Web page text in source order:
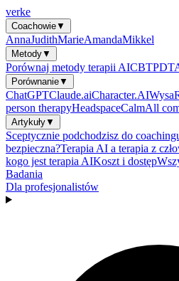
verke
Coachowie▼
AnnaJudithMarieAmandaMikkel
Metody▼
Porównaj metody terapii AICBTPDT
Porównanie▼
ChatGPTClaude.aiCharacter.AIWysa
person therapyHeadspaceCalmAll
Artykuły▼
Sceptycznie podchodzisz do
bezpieczna?Terapia AI a terapia z
kogo jest terapia AIKoszt i dostęp
Badania
Dla profesjonalistów